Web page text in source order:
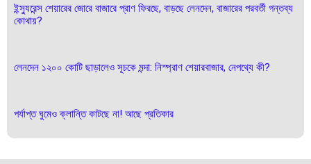
ইন্স্যুরেন্স শেয়ারের জোরে বাজারে প্রাণ ফিরছে, বাড়ছে লেনদেন, বাজারের পরবর্তী গন্তব্য
কোথায়?
লেনদেন ১২০০ কোটি ছাড়ালেও সূচকে মন্দা: নিস্প্রাণ শেয়ারবাজার, নেপথ্যে কী?
পর্যাপ্ত ঘুমেও ক্লান্তি কাটছে না! আছে প্রতিকার